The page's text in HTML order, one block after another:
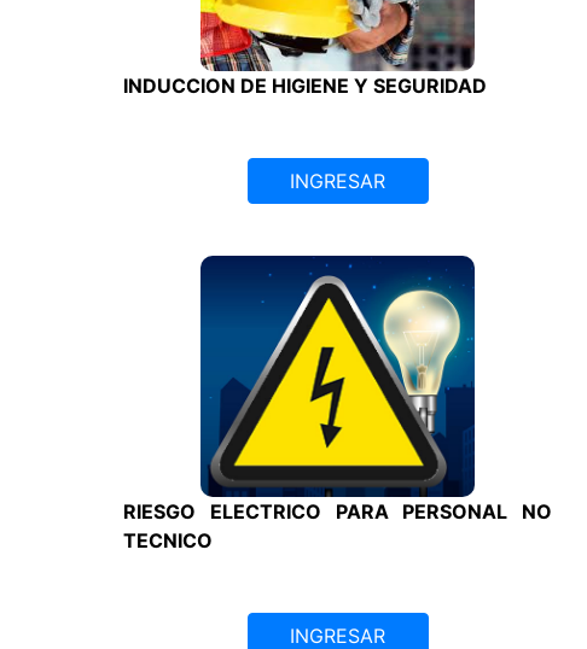
INDUCCION DE HIGIENE Y SEGURIDAD
INGRESAR
RIESGO ELECTRICO PARA PERSONAL NO
TECNICO
INGRESAR